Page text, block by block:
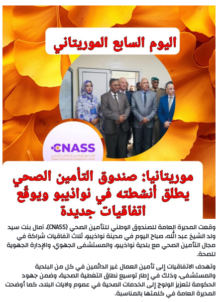
وقعت المديرة العامة للصندوق الوطني للتأمين الصحي (CNASS)، آمال بنت سيد
ولد الشيخ عبد الله، صباح اليوم في مدينة نواذيبو، ثلاث اتفاقيات شراكة في
مجال التأمين الصحي مع بلدية نواذيبو، والمستشفى الجهوي، والإدارة الجهوية
للصحة.
وتهدف الاتفاقيات إلى تأمين العمال غير الدائمين في كل من البلدية
والمستشفى، وذلك في إطار توسيع نطاق التغطية الصحية، وضمن جهود
الحكومة لتعزيز الولوج إلى الخدمات الصحية في عموم ولايات البلاد، كما أوضحت
المديرة العامة في كلمتها بالمناسبة.